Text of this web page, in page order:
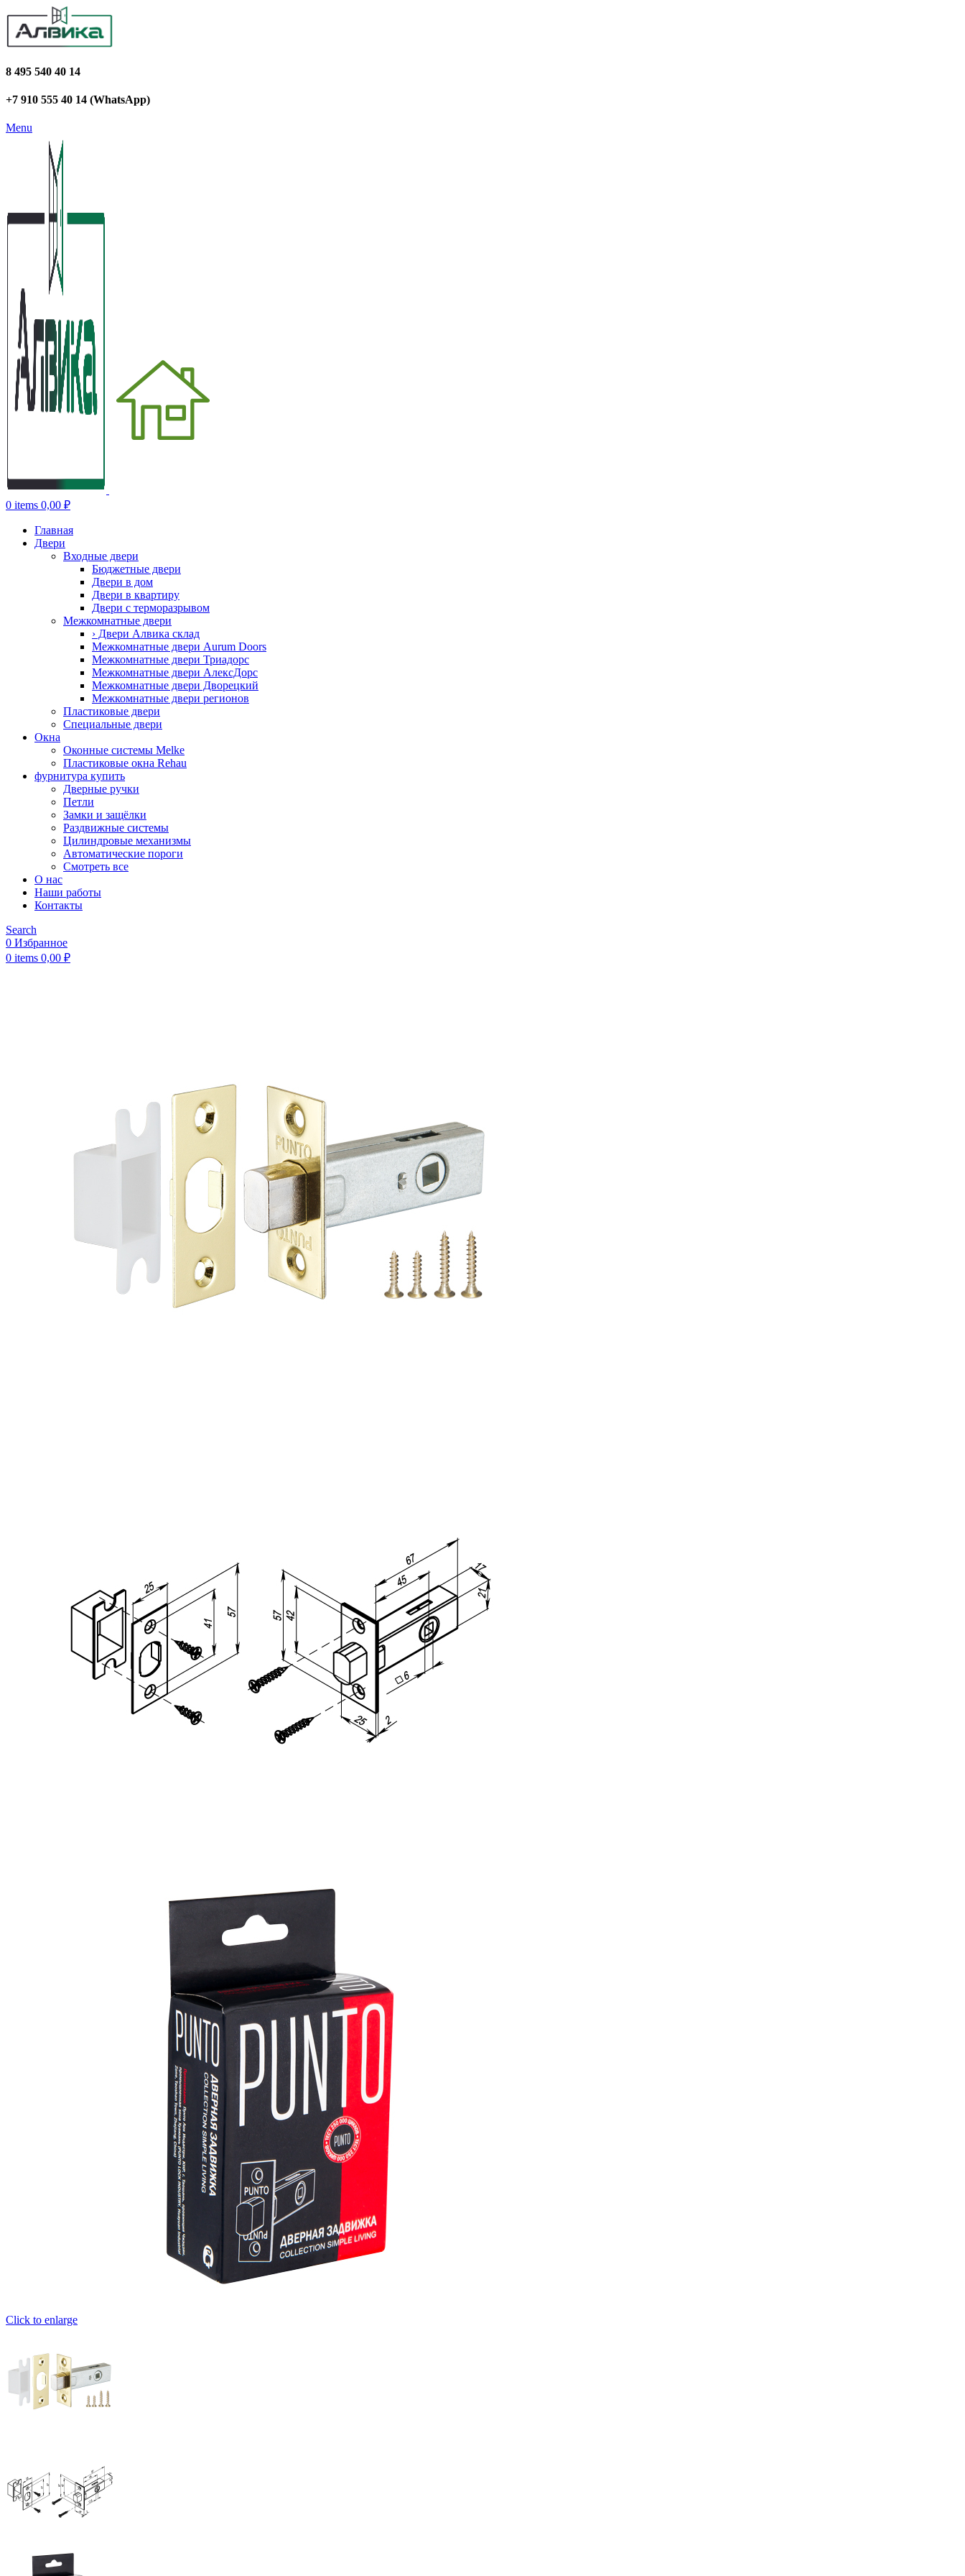
8 495 540 40 14
+7 910 555 40 14 (WhatsApp)
Menu
0 items 0,00 ₽
Главная
Двери
Входные двери
Бюджетные двери
Двери в дом
Двери в квартиру
Двери с терморазрывом
Межкомнатные двери
› Двери Алвика склад
Межкомнатные двери Aurum Doors
Межкомнатные двери Триадорс
Межкомнатные двери АлексДорс
Межкомнатные двери Дворецкий
Межкомнатные двери регионов
Пластиковые двери
Специальные двери
Окна
Оконные системы Melke
Пластиковые окна Rehau
фурнитура купить
Дверные ручки
Петли
Замки и защёлки
Раздвижные системы
Цилиндровые механизмы
Автоматические пороги
Смотреть все
О нас
Наши работы
Контакты
Search
0 Избранное
0 items 0,00 ₽
Click to enlarge